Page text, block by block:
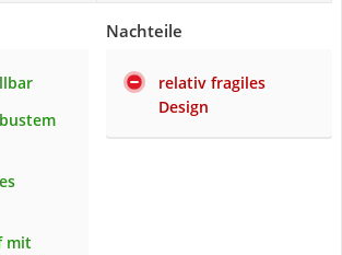
mit
Nachteile
relativ fragiles
Design